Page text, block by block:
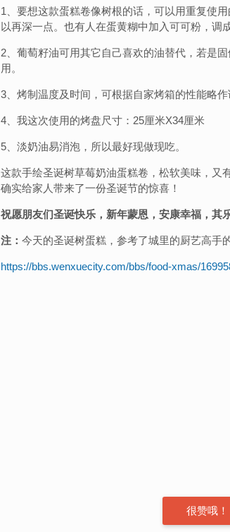
1、要想这款蛋糕卷像树根的话，可以用重复使
以再深一点。也有人在蛋黄糊中加入可可粉，调
2、葡萄籽油可用其它自己喜欢的油替代，若是
用。
3、烤制温度及时间，可根据自家烤箱的性能略作
4、我这次使用的烤盘尺寸：25厘米X34厘米
5、淡奶油易消泡，所以最好现做现吃。
这款手绘圣诞树草莓奶油蛋糕卷，松软美味，又
确实给家人带来了一份圣诞节的惊喜！
祝愿朋友们圣诞快乐，新年蒙恩，安康幸福，其
注： 今天的圣诞树蛋糕，参考了城里的厨艺高手
https://bbs.wenxuecity.com/bbs/food-xmas/
很赞哦！